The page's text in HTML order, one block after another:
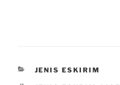
CATEGORIES
JENIS ESKIRIM